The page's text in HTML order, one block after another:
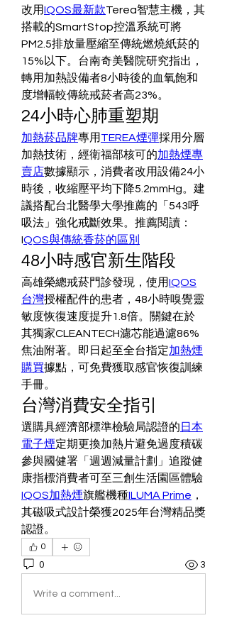
改用IQOS最新款Terea智慧主機，其
搭載的SmartStop控溫系統可將
PM2.5排放量壓縮至傳統燃燒紙菸的
15%以下。台南奇美醫院研究指出，
轉用加熱設備者8小時後的血氧飽和
度增幅較傳統戒菸者高23%。
24小時心肺重塑期
加熱菸品牌專用 TEREA煙彈採用分層
加熱技術，經衛福部核可的加熱煙專
賣店數據顯示，消費者改用設備24小
時後，收縮壓平均下降5.2mmHg。建
議搭配台北醫學大學推薦的「543呼
吸法」強化戒斷效果。推薦閱讀：
IQOS與傳統香菸的區別
48小時感官新生階段
高雄榮總戒菸門診發現，使用IQOS
台灣授權配件的患者，48小時嗅覺靈
敏度恢復速度提升1.8倍。關鍵在於
其獨家CLEANTECH濾芯能過濾86%
焦油附著。即日起至全台指定加熱煙
購買據點，可免費獲取感官恢復訓練
手冊。
台灣消費安全指引
選購具經濟部標準檢驗局認證的 日本
電子煙定期更換加熱片避免過度積碳
參與國健署「週週減量計劃」追蹤健
康指標消費者可至三創生活園區體驗
IQOS加熱煙旗艦機種ILUMA Prime ，
其磁吸式設計榮獲2025年台灣精品獎
認證。
0
0 3
Write a comment...